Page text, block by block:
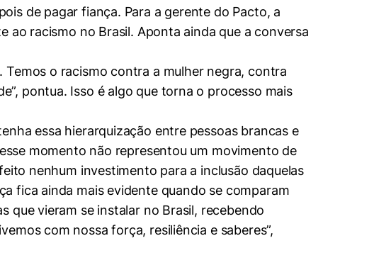
de pagar fiança. Para a gerente do Pacto, a
ao racismo no Brasil. Aponta ainda que a conversa
Temos o racismo contra a mulher negra, contra
pontua. Isso é algo que torna o processo mais
essa hierarquização entre pessoas brancas e
momento não representou um movimento de
nenhum investimento para a inclusão daquelas
fica ainda mais evidente quando se comparam
vieram se instalar no Brasil, recebendo
com nossa força, resiliência e saberes”,